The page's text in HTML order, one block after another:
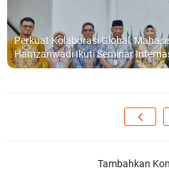
Perkuat Kolaborasi Global,
Hamzanwadi Ikuti Seminar
Tambahkan